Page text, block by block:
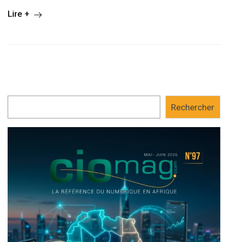
Lire +
Rechercher